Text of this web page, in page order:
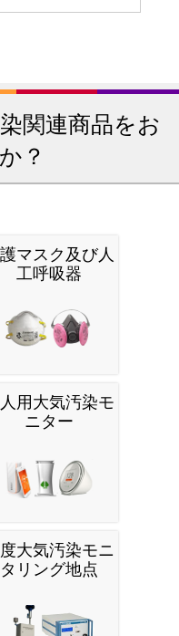
関連商品をお
？
マスク及び人
工呼吸器
用大気汚染モ
ニター
大気汚染モニ
タリング地点